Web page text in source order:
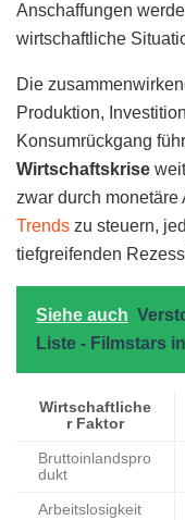
Anschaffungen
wirtschaftliche
Die
Produktion,
Konsumrückgang
Wirtschaftskrise
zwar durch
Trends zu steuern,
tiefgreifenden
Siehe auch
Liste - Filmstars
Wirtschaftliche
r Faktor
Bruttoinlandspro
dukt
Arbeitslosigkeit